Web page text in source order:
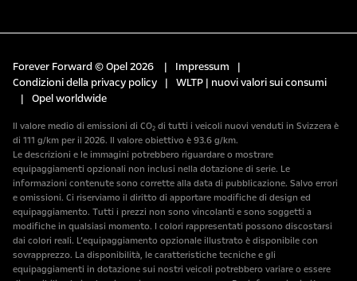
Forever Forward © Opel 2026 | Impressum
|
Condizioni della privacy policy
|
WLTP | nuovi valori sui consumi
|
Opel worldwide
Il valore medio di emissioni di CO₂ di tutti i veicoli nuovi venduti in Svizzera è
di 111 g/km per il 2026. Il valore obiettivo è 93.6 g/km.
Le descrizioni e le immagini potrebbero riguardare o mostrare
equipaggiamenti opzionali non inclusi nella dotazione di serie. Le
informazioni contenute sono corrette alla data di pubblicazione. Salvo errori
e omissioni. Ci riserviamo il diritto di apportare modifiche di design ed
equipaggiamento. Tutti i prezzi non sono vincolanti e sono soggetti a
modifiche in qualsiasi momento. I colori rappresentati possono discostarsi
dai colori reali. L’equipaggiamento opzionale illustrato è disponibile con
sovrapprezzo. La disponibilità, le caratteristiche tecniche e gli
equipaggiamenti in dotazione sui nostri veicoli potrebbero variare o essere